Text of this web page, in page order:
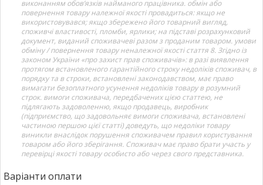
виконанням обов’язків найманого працівника. обмін або
повернення товару належної якості провадиться: якщо не
використовувався; якщо збережено його товарний вигляд,
споживчі властивості, пломби, ярлики; на підставі розрахунковий
документ, виданий споживачеві разом з проданим товаром. умови
обміну / повернення товару неналежної якості стаття 8. Згідно із
законом України «про захист прав споживачів»: в разі виявлення
протягом встановленого гарантійного строку недоліків споживач, в
порядку та в строки, встановлені законодавством, має право
вимагати безоплатного усунення недоліків товару в розумний
строк. вимоги споживача, передбачених цією статтею, не
підлягають задоволенню, якщо продавець, виробник
(підприємство, що задовольняє вимоги споживача, встановлені
частиною першою цієї статті) доведуть, що недоліки товару
виникли внаслідок порушення споживачем правил користування
товаром або його зберігання. Споживач має право брати участь у
перевірці якості товару особисто або через свого представника.
Варіанти оплати